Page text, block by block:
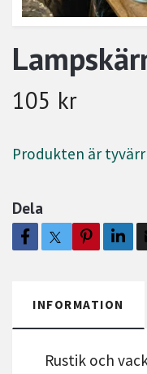
105 kr
Produkten är tyvärr
Dela
INFORMATION
Rustik och